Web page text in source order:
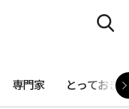
専門家 とっておき